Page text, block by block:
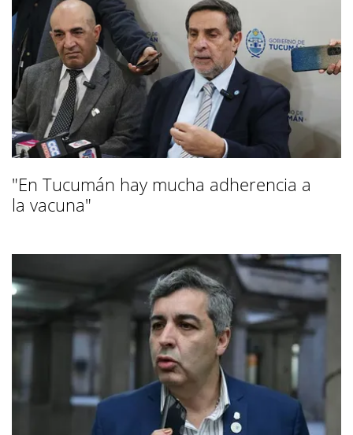
"En Tucumán hay mucha adherencia a
la vacuna"